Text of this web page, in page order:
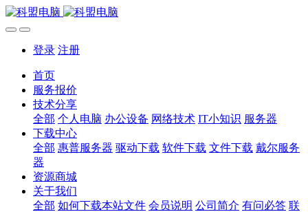
登录 注册
首页
服务报价
技术分享
全部 个人电脑 办公设备 网络技术 IT小知识 服务器
下载中心
全部 惠普服务器 驱动下载 软件下载 文件下载 戴尔服务
器
资源商城
关于我们
全部 如何下载本站文件 会员说明 公司简介 有问必答 联